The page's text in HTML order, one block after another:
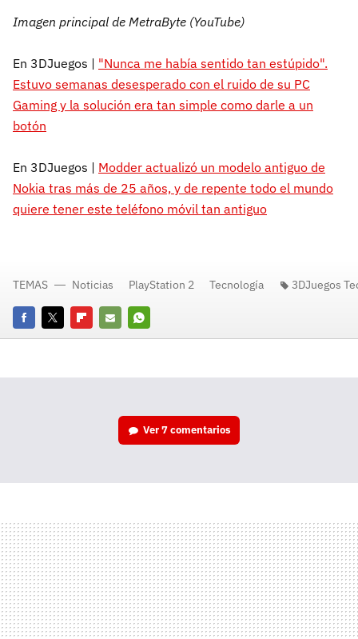
Imagen principal de MetraByte (YouTube)
En 3DJuegos | "Nunca me había sentido tan estúpido".
Estuvo semanas desesperado con el ruido de su PC
Gaming y la solución era tan simple como darle a un
botón
En 3DJuegos | Modder actualizó un modelo antiguo de
Nokia tras más de 25 años, y de repente todo el mundo
quiere tener este teléfono móvil tan antiguo
FacebookTwitterFlipboard
E-
Whatsapp
TEMAS Noticias PlayStation 2 Tecnología 3DJuegos
Ver7 comentarios